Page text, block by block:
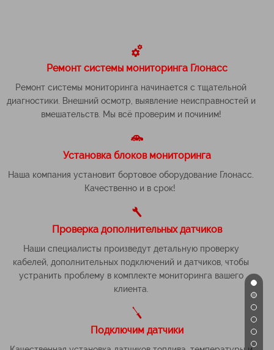
Ремонт системы мониторинга Глонасс
Ремонт системы мониторинга начинается с тщательной
диагностики. Внешний осмотр, выявление неисправностей и
вмешательств. Мы всё проверим и починим!
Установка блоков мониторинга
Наша компания установит бортовое оборудование Глонасс.
Качественно и в срок!
Проверка дополнительных датчиков
Наши специалисты произведут детальную проверку
кабелей, дополнительных подключений и датчиков, чтобы
устранить проблему в комплекте мониторинга вашего
клиента.
Подключим датчики